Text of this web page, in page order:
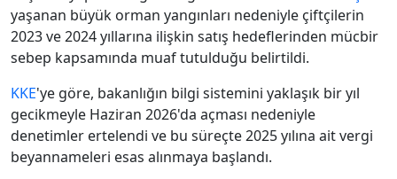
yaşanan büyük orman yangınları nedeniyle çiftçilerin
2023 ve 2024 yıllarına ilişkin satış hedeflerinden mücbir
sebep kapsamında muaf tutulduğu belirtildi.
KKE'ye göre, bakanlığın bilgi sistemini yaklaşık bir yıl
gecikmeyle Haziran 2026'da açması nedeniyle
denetimler ertelendi ve bu süreçte 2025 yılına ait vergi
beyannameleri esas alınmaya başlandı.